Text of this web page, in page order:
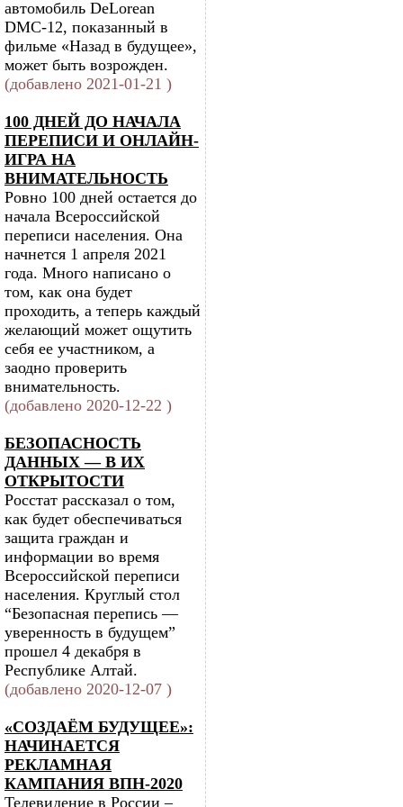
автомобиль DeLorean
DMC-12, показанный в
фильме «Назад в будущее»,
может быть возрожден.
(добавлено 2021-01-21 )
100 ДНЕЙ ДО НАЧАЛА
ПЕРЕПИСИ И ОНЛАЙН-
ИГРА НА
ВНИМАТЕЛЬНОСТЬ
Ровно 100 дней остается до
начала Всероссийской
переписи населения. Она
начнется 1 апреля 2021
года. Много написано о
том, как она будет
проходить, а теперь каждый
желающий может ощутить
себя ее участником, а
заодно проверить
внимательность.
(добавлено 2020-12-22 )
БЕЗОПАСНОСТЬ
ДАННЫХ — В ИХ
ОТКРЫТОСТИ
Росстат рассказал о том,
как будет обеспечиваться
защита граждан и
информации во время
Всероссийской переписи
населения. Круглый стол
“Безопасная перепись —
уверенность в будущем”
прошел 4 декабря в
Республике Алтай.
(добавлено 2020-12-07 )
«СОЗДАЁМ БУДУЩЕЕ»:
НАЧИНАЕТСЯ
РЕКЛАМНАЯ
КАМПАНИЯ ВПН-2020
Телевидение в России –